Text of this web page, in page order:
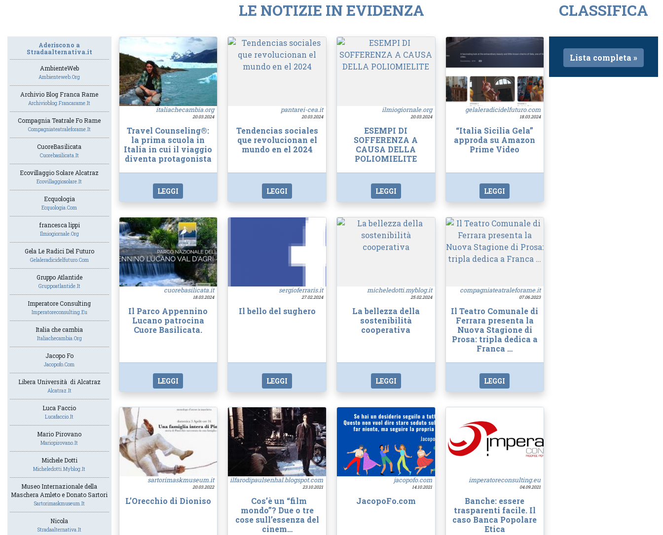
Aderiscono a
Stradaalternativa.it
AmbienteWeb
Ambienteweb.org
Archivio Blog Franca Rame
Archivioblog.francarame.it
Compagnia Teatrale Fo Rame
Compagniateatraleforame.it
CuoreBasilicata
Cuorebasilicata.it
Ecovillaggio Solare Alcatraz
Ecovillaggiosolare.it
Ecquologia
Ecquologia.com
francesca lippi
Ilmiogiornale.org
Gela Le Radici Del Futuro
Gelaleradicidelfuturo.com
Gruppo Atlantide
Gruppoatlantide.it
Imperatore Consulting
Imperatoreconsulting.eu
Italia che cambia
Italiachecambia.org
Jacopo Fo
Jacopofo.com
Libera Università di Alcatraz
Alcatraz.it
Luca Faccio
Lucafaccio.it
Mario Pirovano
Mariopirovano.it
Michele Dotti
Micheledotti.myblog.it
Museo Internazionale della
Maschera Amleto e Donato Sartori
Sartorimaskmuseum.it
Nicola
Stradaalternativa.it
LE NOTIZIE IN EVIDENZA
italiachecambia.org
20.03.2024
Travel Counseling®:
la prima scuola in
Italia in cui il viaggio
diventa protagonista
LEGGI
pantarei-cea.it
20.03.2024
Tendencias sociales
que revolucionan el
mundo en el 2024
LEGGI
ilmiogiornale.org
20.03.2024
ESEMPI DI
SOFFERENZA A
CAUSA DELLA
POLIOMIELITE
LEGGI
gelaleradicidelfuturo.com
18.03.2024
“Italia Sicilia Gela”
approda su Amazon
Prime Video
LEGGI
cuorebasilicata.it
18.03.2024
Il Parco Appennino
Lucano patrocina
Cuore Basilicata.
LEGGI
sergioferraris.it
27.02.2024
Il bello del sughero
LEGGI
micheledotti.myblog.it
25.02.2024
La bellezza della
sostenibilità
cooperativa
LEGGI
compagniateatraleforame.it
07.06.2023
Il Teatro Comunale di
Ferrara presenta la
Nuova Stagione di
Prosa: tripla dedica a
Franca …
LEGGI
sartorimaskmuseum.it
20.03.2022
L’Orecchio di Dioniso
ilfarodipaulsenhal.blogspot.com
23.10.2021
Cos’è un “film
mondo”? Due o tre
cose sull’essenza del
cinem…
jacopofo.com
14.10.2021
JacopoFo.com
imperatoreconsulting.eu
04.09.2021
Banche: essere
trasparenti facile. Il
caso Banca Popolare
Etica
CLASSIFICA
Lista completa »